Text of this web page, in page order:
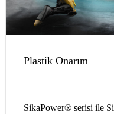
Plastik Onarım
SikaPower® serisi ile